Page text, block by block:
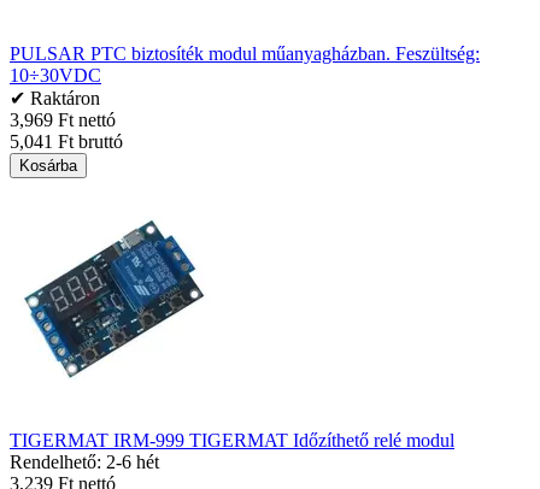
PULSAR PTC biztosíték modul műanyagházban. Feszültség:
10÷30VDC
✔ Raktáron
3,969 Ft nettó
5,041 Ft bruttó
Kosárba
TIGERMAT IRM-999 TIGERMAT Időzíthető relé modul
Rendelhető: 2-6 hét
3,239 Ft nettó